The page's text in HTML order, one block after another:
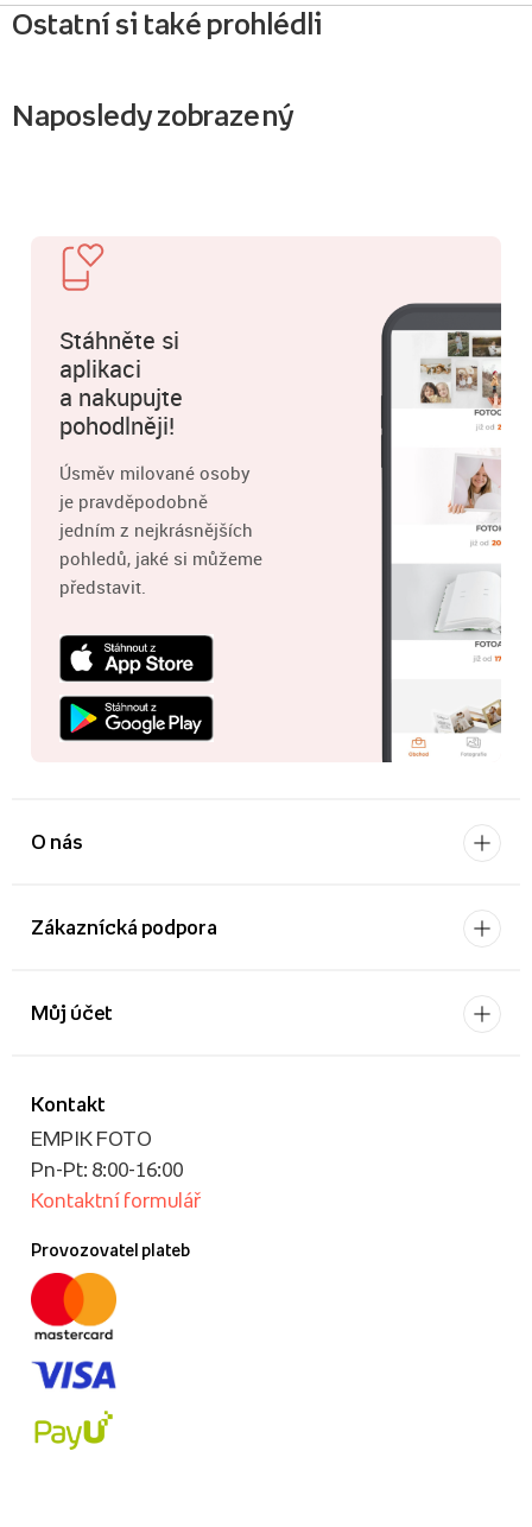
Ostatní si také prohlédli
Naposledy zobrazený
Stáhněte si
aplikaci
a nakupujte
pohodlněji!
Úsměv milované osoby
je pravděpodobně
jedním z nejkrásnějších
pohledů, jaké si můžeme
představit.
O nás
Zákaznícká podpora
Kontakt
EMPIK FOTO
Pn-Pt: 8:00-16:00
Kontaktní formulář
Provozovatel plateb
Můj účet